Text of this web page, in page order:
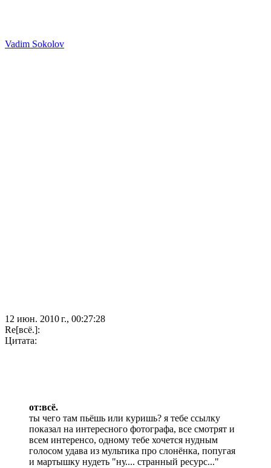
Vadim Sokolov
12 июн. 2010 г., 00:27:28
Re[всё.]:
Цитата:
от:всё.
ты чего там пьёшь или куришь? я тебе ссылку
показал на интересного фотографа, все смотрят и
всем интеренсо, одному тебе хочется нудным
голосом удава из мультика про слонёнка, попугая
и мартышку нудеть "ну.... странный ресурс..."